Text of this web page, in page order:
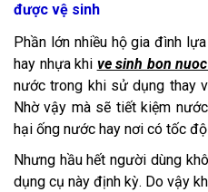
được vệ sinh
Phần lớn nhiều hộ gia đình
hay nhựa khi ve sinh bon
nước trong khi sử dụng thay
Nhờ vậy mà sẽ tiết kiệm
hại ống nước hay nơi có tốc
Nhưng hầu hết người dùng
dụng cụ này định kỳ. Do vậy